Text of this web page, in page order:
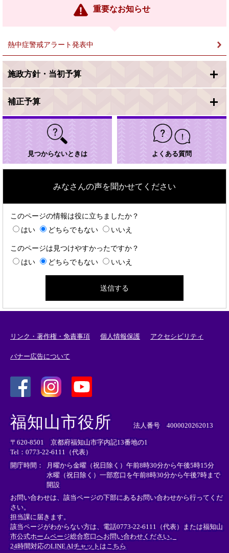
重要なお知らせ
熱中症警戒アラート発表中
施政方針・当初予算
補正予算
見つからないときは よくある質問
みなさんの声を聞かせてください
このページの情報は役に立ちましたか？
はい
どちらでもない いいえ
このページは見つけやすかったですか？
はい
どちらでもない いいえ
リンク・著作権・免責事項 個人情報保護 アクセシビリティ
バナー広告について
外
部
リ
ン
ク
＞
外
リ
ン
ク
＞
外
部
ン
ク
＞
福知山市役所 法人番号 4000020262013
〒620-8501 京都府福知山市字内記13番地の1
Tel：0773-22-6111（代表）
開庁時間：
月曜から金曜（祝日除く）午前8時30分から午後5時15分
水曜（祝日除く）一部窓口を午前8時30分から午後7時まで
開設
お問い合わせは、該当ページの下部にあるお問い合わせから行ってくだ
さい。
担当課に届きます。
該当ページがわからない方は、電話0773-22-6111（代表）または福知山
市公式ホームページ総合窓口へお問い合わせください。
24時間対応のLINE AIチャットはこちら